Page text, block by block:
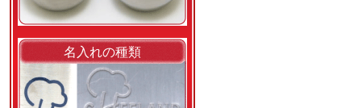
名入れの種類